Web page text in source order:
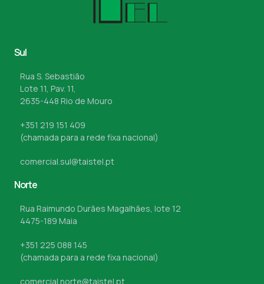
Sul
Rua S. Sebastião
Lote 11, Pav. 11,
2635-448 Rio de Mouro
+351 219 151 409
(chamada para a rede fixa nacional)
comercial.sul@taistel.pt
Norte
Rua Raimundo Durães Magalhães, lote 12
4475-189 Maia
+351 225 088 145
(chamada para a rede fixa nacional)
comercial.norte@taistel.pt